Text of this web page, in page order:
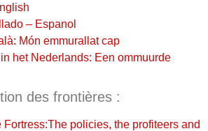
– Espanol
Món emmurallat cap
het Nederlands: Een ommuurde
des frontières :
Fortress:The policies, the profiteers and